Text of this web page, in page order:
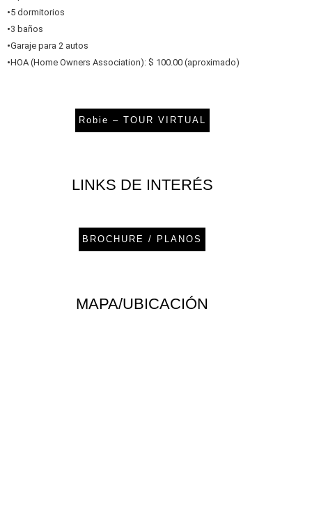
•5 dormitorios
•3 baños
•Garaje para 2 autos
•HOA (Home Owners Association): $ 100.00 (aproximado)
Robie – TOUR VIRTUAL
LINKS DE INTERÉS
BROCHURE / PLANOS
MAPA/UBICACIÓN